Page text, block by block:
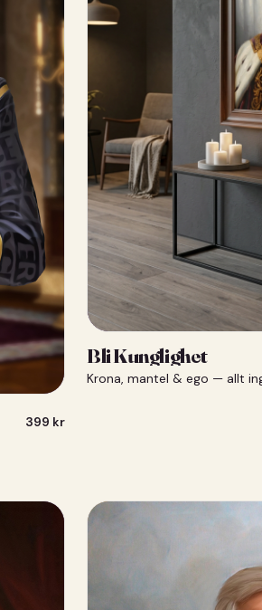
399 kr
Bli Kunglighet
Krona, mantel & ego — allt